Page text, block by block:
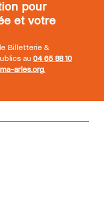
pour
et votre
Billetterie &
au 04 65 88 10
arles.org.